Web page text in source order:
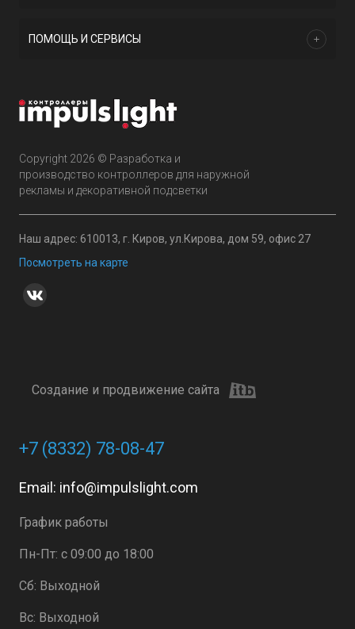
Copyright 2026 © Разработка и
производство контроллеров для наружной
рекламы и декоративной подсветки
Наш адрес: 610013, г. Киров, ул.Кирова, дом 59, офис 27
Посмотреть на карте
Создание и продвижение сайта
ПОМОЩЬ И СЕРВИСЫ
+7 (8332) 78-08-47
Email: info@impulslight.com
График работы
Пн-Пт: с 09:00 до 18:00
Сб: Выходной
Вс: Выходной